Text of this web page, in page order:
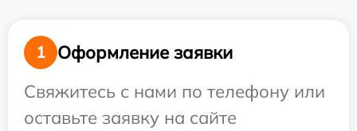
1
Оформление заявки
Свяжитесь с нами по телефону или
оставьте заявку на сайте